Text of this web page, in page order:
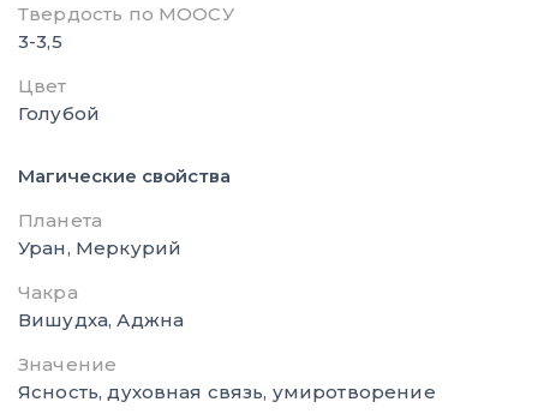
Твердость по МООСУ
3-3,5
Цвет
Голубой
Магические свойства
Планета
Уран, Меркурий
Чакра
Вишудха, Аджна
Значение
Ясность, духовная связь, умиротворение